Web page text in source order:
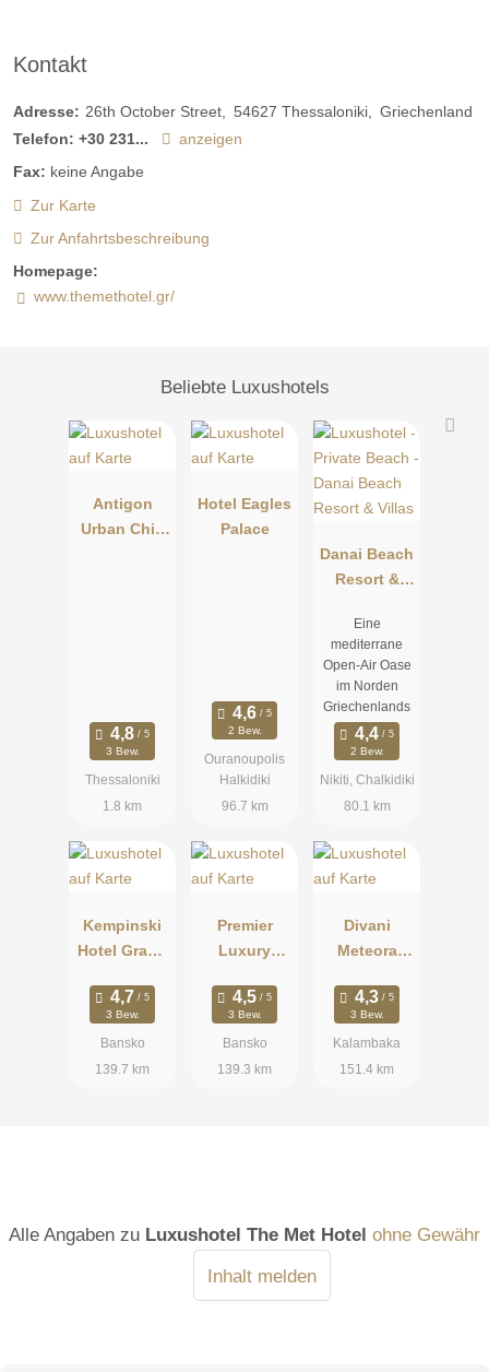
Kontakt
Adresse: 26th October Street 54627 Thessaloniki
Griechenland
Telefon: +30 231...
anzeigen
Fax: keine Angabe
Zur Karte
Zur Anfahrtsbeschreibung
Homepage:
www.themethotel.gr/
Beliebte Luxushotels
Antigon
Urban Chic
3 Bew.
Thessaloniki
1.8 km
Hotel Eagles
Palace
2 Bew.
Ouranoupolis
Halkidiki
96.7 km
Danai Beach
Resort &
Eine
mediterrane
Open-Air Oase
im Norden
Griechenlands
2 Bew.
Nikiti, Chalkidiki
80.1 km
Kempinski
Hotel Grand
Bansko
3 Bew.
Bansko
139.7 km
Premier
Luxury
Resort
3 Bew.
Bansko
139.3 km
Divani
Meteora
3 Bew.
Kalambaka
151.4 km
Alle Angaben zu Luxushotel The Met Hotel ohne Gewähr
Inhalt melden